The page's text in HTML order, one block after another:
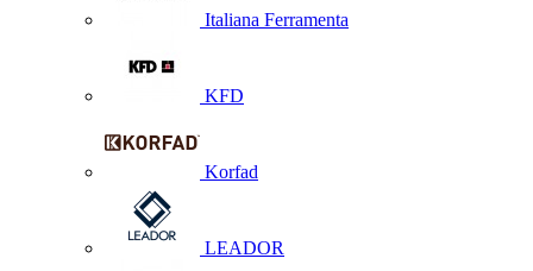
Italiana Ferramenta
KFD
Korfad
LEADOR